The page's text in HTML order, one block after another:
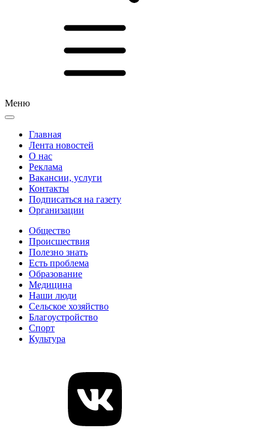
Меню
Главная
Лента новостей
О нас
Реклама
Вакансии, услуги
Контакты
Подписаться на газету
Организации
Общество
Происшествия
Полезно знать
Есть проблема
Образование
Медицина
Наши люди
Сельское хозяйство
Благоустройство
Спорт
Культура